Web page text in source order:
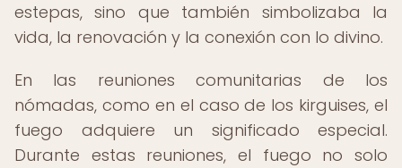
estepas, sino que también simbolizaba la
vida, la renovación y la conexión con lo divino.
En las reuniones comunitarias de los
nómadas, como en el caso de los kirguises, el
fuego adquiere un significado especial.
Durante estas reuniones, el fuego no solo